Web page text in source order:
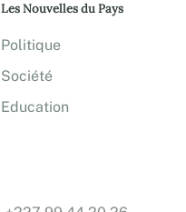
Les Nouvelles du Pays
Politique
Société
Education